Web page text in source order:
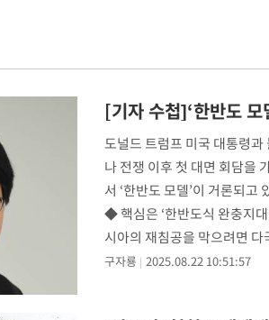
특검, '계엄 수용공간 확보' 신용해 前교정본부장
목한 韓축구 파문…"국민적 공분에 수사 재개"
수색에 성접대 파문까지…'쑥대밭' 된 축구협회
리화위원회 부위원장에 김태유 서울대 공대 교
리위, '돌려차기 발언' 진종오·서범수 징계 절차
중국 수출 23.9%↑ 수입 27.5%↑…무역총액
순직 책임' 임성근, 항소심도 징역 3년
, '관저이전 봐주기 감사' 유병호 구속기소
환자 4천명 돌파, 4053명 발생 1850명 사망
[기자 수첩]‘한반도
도널드 트럼프 미국 대통령
나 전쟁 이후 첫 대면 회담을
서 ‘한반도 모델’이 거론되
◆ 핵심은 ‘한반도식 완충지
시아의 재침공을 막으려면
구자룡 2025.08.22 10:51:57